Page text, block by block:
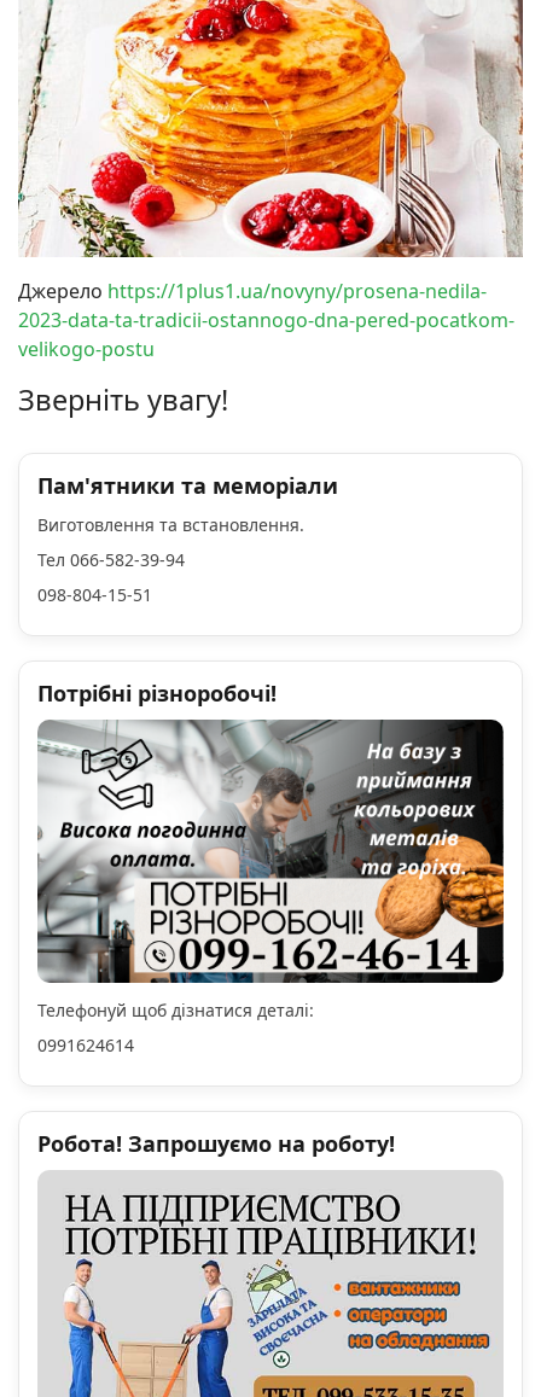
Джерело https://1plus1.ua/novyny/prosena-nedila-
2023-data-ta-tradicii-ostannogo-dna-pered-pocatkom-
velikogo-postu
Зверніть увагу!
Пам'ятники та меморіали
Виготовлення та встановлення.
Тел 066-582-39-94
098-804-15-51
Потрібні різноробочі!
Телефонуй щоб дізнатися деталі:
0991624614
Робота! Запрошуємо на роботу!